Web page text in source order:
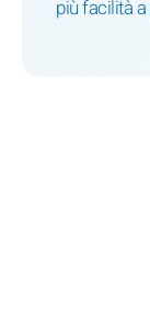
più facilità